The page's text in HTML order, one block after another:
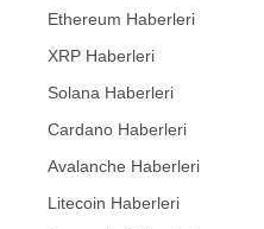
Ethereum Haberleri
XRP Haberleri
Solana Haberleri
Cardano Haberleri
Avalanche Haberleri
Litecoin Haberleri